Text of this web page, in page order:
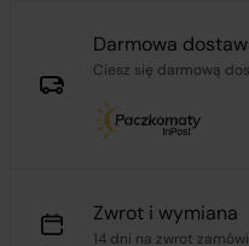
Darmowa
Ciesz się darmową
Zwrot i wymiana
14 dni na zwrot